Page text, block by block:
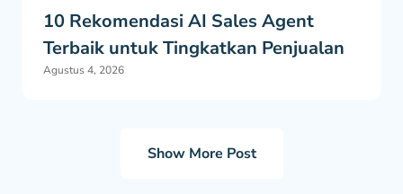
10 Rekomendasi AI Sales Agent
Terbaik untuk Tingkatkan Penjualan
Agustus 4, 2026
Show More Post